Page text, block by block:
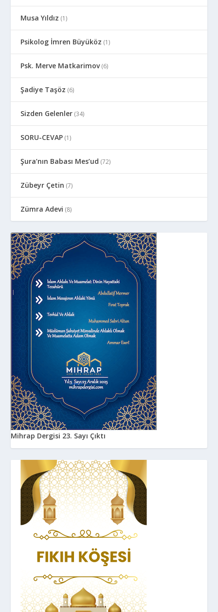
Musa Yıldız (1)
Psikolog İmren Büyüköz (1)
Psk. Merve Matkarimov(6)
Şadiye Taşöz (6)
Sizden Gelenler (34)
SORU-CEVAP (1)
Şura’nın Babası Mes’ud (72)
Zübeyr Çetin (7)
Zümra Adevi (8)
Mihrap Dergisi 23. Sayı Çıktı